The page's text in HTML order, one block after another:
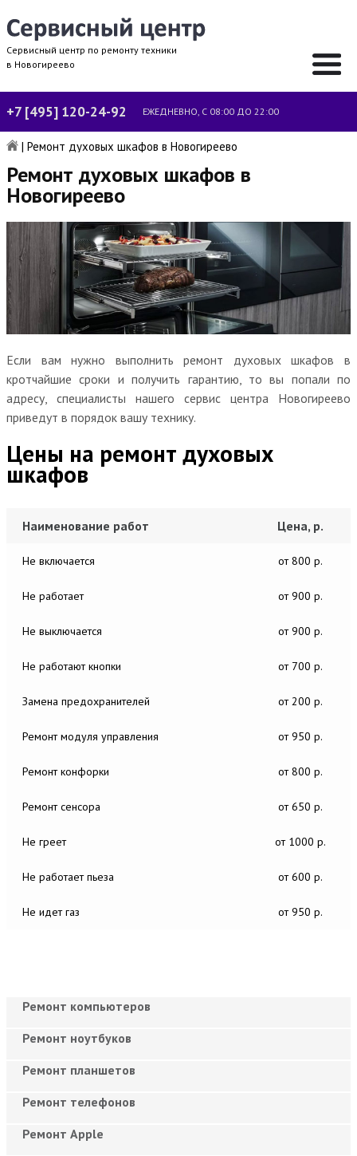
Сервисный центр по ремонту техники
в Новогиреево
+7 [495] 120-24-92 ЕЖЕДНЕВНО, С 08:00 ДО 22:00
| Ремонт духовых шкафов в Новогиреево
Ремонт духовых шкафов в
Новогиреево
Если вам нужно выполнить ремонт духовых шкафов в
кротчайшие сроки и получить гарантию, то вы попали по
адресу, специалисты нашего сервис центра Новогиреево
приведут в порядок вашу технику.
Цены на ремонт духовых
шкафов
Наименование работ Цена, р.
Не включается от 800 р.
Не работает от 900 р.
Не выключается от 900 р.
Не работают кнопки от 700 р.
Замена предохранителей от 200 р.
Ремонт модуля управления от 950 р.
Ремонт конфорки от 800 р.
Ремонт сенсора от 650 р.
Не греет от 1000 р.
Не работает пьеза от 600 р.
Не идет газ от 950 р.
Ремонт компьютеров
Ремонт ноутбуков
Ремонт планшетов
Ремонт телефонов
Ремонт Apple